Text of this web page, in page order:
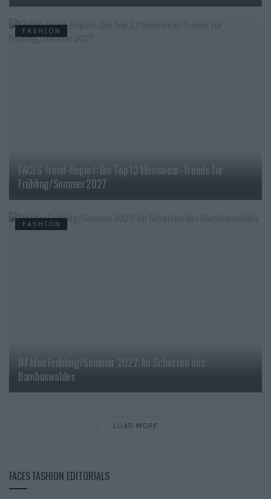
FASHION
FACES Trend-Report: Die Top 13 Menswear-Trends für
Frühling/Sommer 2027
FASHION
IM Men Frühling/Sommer 2027: Im Schatten des
Bambuswaldes
LOAD MORE
FACES FASHION EDITORIALS